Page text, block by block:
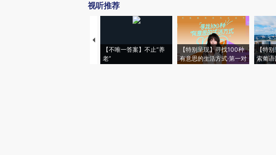
视听推荐
【不唯一答案】不止“养
老”
【特别呈现】寻找100种
有意思的生活方式·第一对
【特别
索葡语